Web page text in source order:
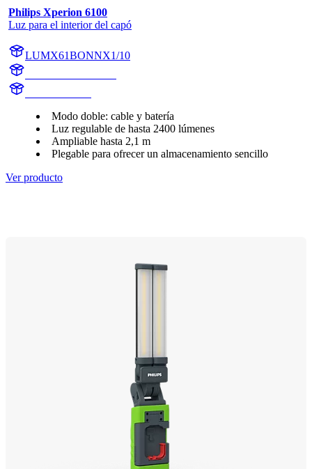
Philips Xperion 6100
Luz para el interior del capó
LUMX61BONNX1/10
Modo doble: cable y batería
Luz regulable de hasta 2400 lúmenes
Ampliable hasta 2,1 m
Plegable para ofrecer un almacenamiento sencillo
Ver producto